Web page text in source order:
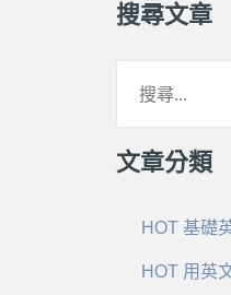
搜尋文章
文章分類
HOT 基礎
HOT 用英